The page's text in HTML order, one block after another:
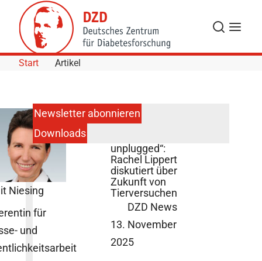
Skip to Content
Suche
Start Artikel
unplugged“:
Rachel Lippert
diskutiert über
Zukunft von
Tierversuchen
DZD News
13. November
2025
Niesing
für
und
Newsletter abonnieren
Downloads